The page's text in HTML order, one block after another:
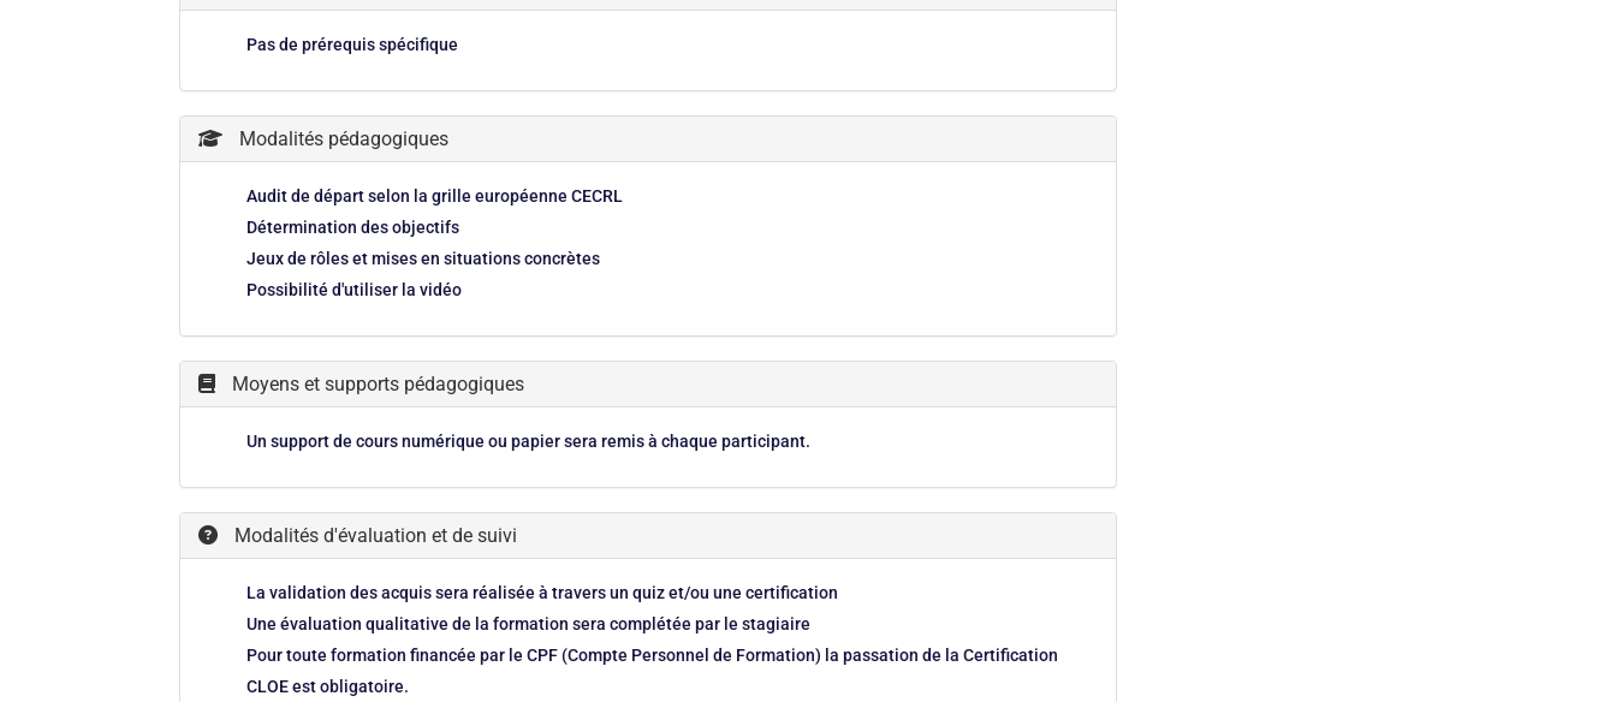
Pas de prérequis spécifique
Modalités pédagogiques
Audit de départ selon la grille européenne CECRL
Détermination des objectifs
Jeux de rôles et mises en situations concrètes
Possibilité d'utiliser la vidéo
Moyens et supports pédagogiques
Un support de cours numérique ou papier sera remis à chaque participant.
Modalités d'évaluation et de suivi
La validation des acquis sera réalisée à travers un quiz et/ou une certification
Une évaluation qualitative de la formation sera complétée par le stagiaire
Pour toute formation financée par le CPF (Compte Personnel de Formation) la passation de la Certification
CLOE est obligatoire.